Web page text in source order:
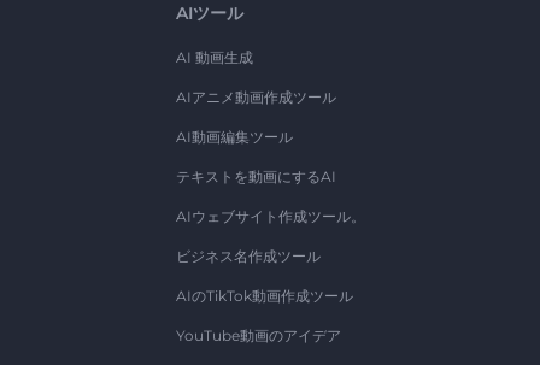
AIツール
AI 動画生成
AIアニメ動画作成ツール
AI動画編集ツール
テキストを動画にするAI
AIウェブサイト作成ツール。
ビジネス名作成ツール
AIのTikTok動画作成ツール
YouTube動画のアイデア